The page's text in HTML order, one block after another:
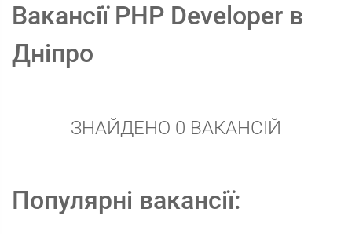
Вакансії PHP Developer в
Дніпро
ЗНАЙДЕНО 0 ВАКАНСІЙ
Популярні вакансії: